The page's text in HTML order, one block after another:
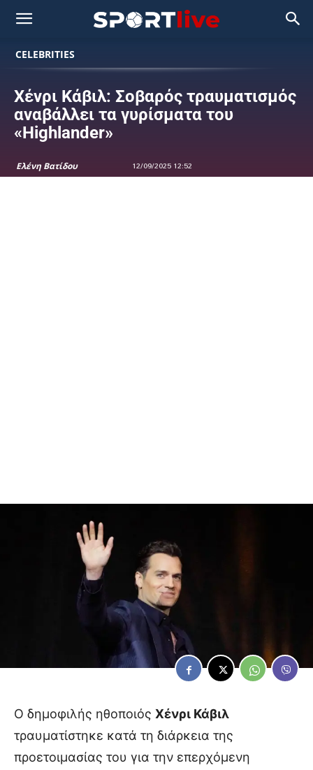
CELEBRITIES
Χένρι Κάβιλ: Σοβαρός τραυματισμός
αναβάλλει τα γυρίσματα του
«Highlander»
Ελένη Βατίδου 12/09/2025 12:52
Ο δημοφιλής ηθοποιός Χένρι Κάβιλ
τραυματίστηκε κατά τη διάρκεια της
προετοιμασίας του για την επερχόμενη